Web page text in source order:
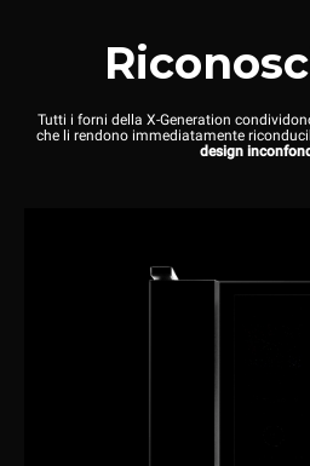
Tutti i forni della X-Generation
che li rendono immediatamente
design